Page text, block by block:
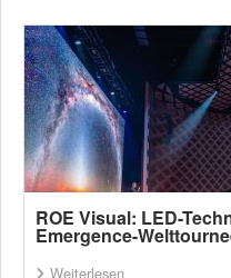
ROE Visual: LED-
Emergence-
Weiterlesen